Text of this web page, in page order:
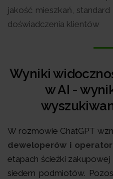
jakość mieszkań,
doświadczenia klientów
Wyniki
w AI -
W rozmowie ChatGPT
deweloperów i
etapach ścieżki
siedem podmiotów.